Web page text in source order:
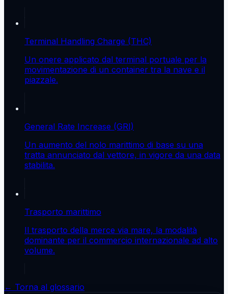
Terminal Handling Charge (THC)
Un onere applicato dal terminal portuale per la
movimentazione di un container tra la nave e il
piazzale.
General Rate Increase (GRI)
Un aumento del nolo marittimo di base su una
tratta annunciato dal vettore, in vigore da una data
stabilita.
Trasporto marittimo
Il trasporto della merce via mare, la modalità
dominante per il commercio internazionale ad alto
volume.
← Torna al glossario